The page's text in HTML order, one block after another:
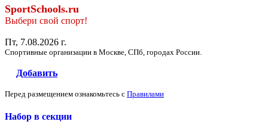
SportSchools.ru
Выбери свой спорт!
Пт, 7.08.2026 г.
Спортивные организации в Москве, СПб, городах России.
Добавить
Перед размещением ознакомьтесь с Правилами
Набор в секции